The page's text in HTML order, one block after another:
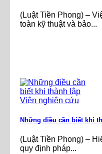
(Luật Tiền Phong) –
toàn kỹ thuật và bảo...
Những điều cần biết khi
(Luật Tiền Phong) –
quy định pháp...